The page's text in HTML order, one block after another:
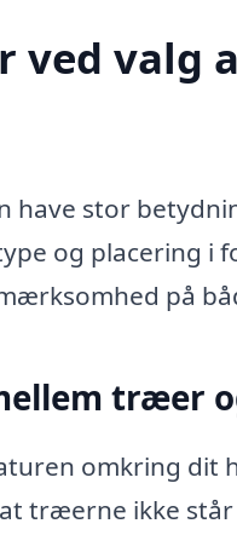
ved valg
stor
og placering i
på
træer
omkring dit
træerne ikke